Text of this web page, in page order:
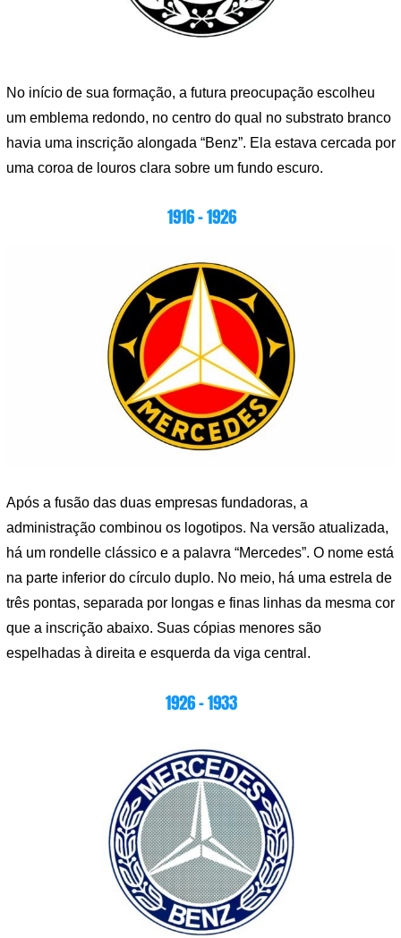
No início de sua formação, a futura preocupação escolheu
um emblema redondo, no centro do qual no substrato branco
havia uma inscrição alongada “Benz”. Ela estava cercada por
uma coroa de louros clara sobre um fundo escuro.
1916 – 1926
Após a fusão das duas empresas fundadoras, a
administração combinou os logotipos. Na versão atualizada,
há um rondelle clássico e a palavra “Mercedes”. O nome está
na parte inferior do círculo duplo. No meio, há uma estrela de
três pontas, separada por longas e finas linhas da mesma cor
que a inscrição abaixo. Suas cópias menores são
espelhadas à direita e esquerda da viga central.
1926 – 1933